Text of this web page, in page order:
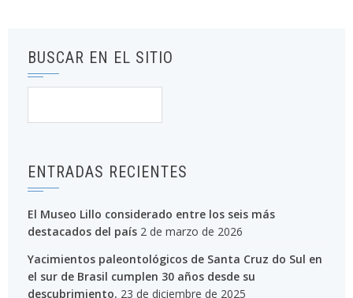
BUSCAR EN EL SITIO
ENTRADAS RECIENTES
El Museo Lillo considerado entre los seis más
destacados del país 2 de marzo de 2026
Yacimientos paleontológicos de Santa Cruz do Sul en
el sur de Brasil cumplen 30 años desde su
descubrimiento. 23 de diciembre de 2025